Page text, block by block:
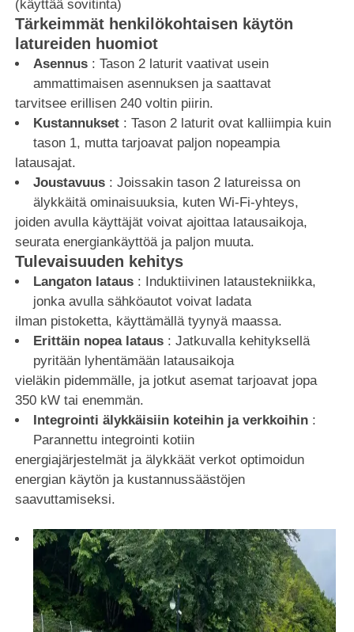
(käyttää sovitinta)
Tärkeimmät henkilökohtaisen käytön
latureiden huomiot
Asennus: Tason 2 laturit vaativat usein
ammattimaisen asennuksen ja saattavat
tarvitsee erillisen 240 voltin piirin.
Kustannukset: Tason 2 laturit ovat kalliimpia kuin
tason 1, mutta tarjoavat paljon nopeampia
latausajat.
Joustavuus: Joissakin tason 2 latureissa on
älykkäitä ominaisuuksia, kuten Wi-Fi-yhteys,
joiden avulla käyttäjät voivat ajoittaa latausaikoja,
seurata energiankäyttöä ja paljon muuta.
Tulevaisuuden kehitys
Langaton lataus: Induktiivinen lataustekniikka,
jonka avulla sähköautot voivat ladata
ilman pistoketta, käyttämällä tyynyä maassa.
Erittäin nopea lataus: Jatkuvalla kehityksellä
pyritään lyhentämään latausaikoja
vieläkin pidemmälle, ja jotkut asemat tarjoavat jopa
350 kW tai enemmän.
Integrointi älykkäisiin koteihin ja verkkoihin:
Parannettu integrointi kotiin
energiajärjestelmät ja älykkäät verkot optimoidun
energian käytön ja kustannussäästöjen
saavuttamiseksi.